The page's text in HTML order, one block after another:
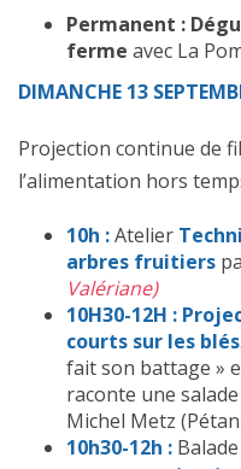
Permanent :
ferme avec La
DIMANCHE 13
Projection continue de
l’alimentation hors
10h :Atelier
arbres fruitiers
Valériane)
10H30-12H :
courts sur les blés.
fait son battage »
raconte une
Michel Metz
10h30-12h : Balade